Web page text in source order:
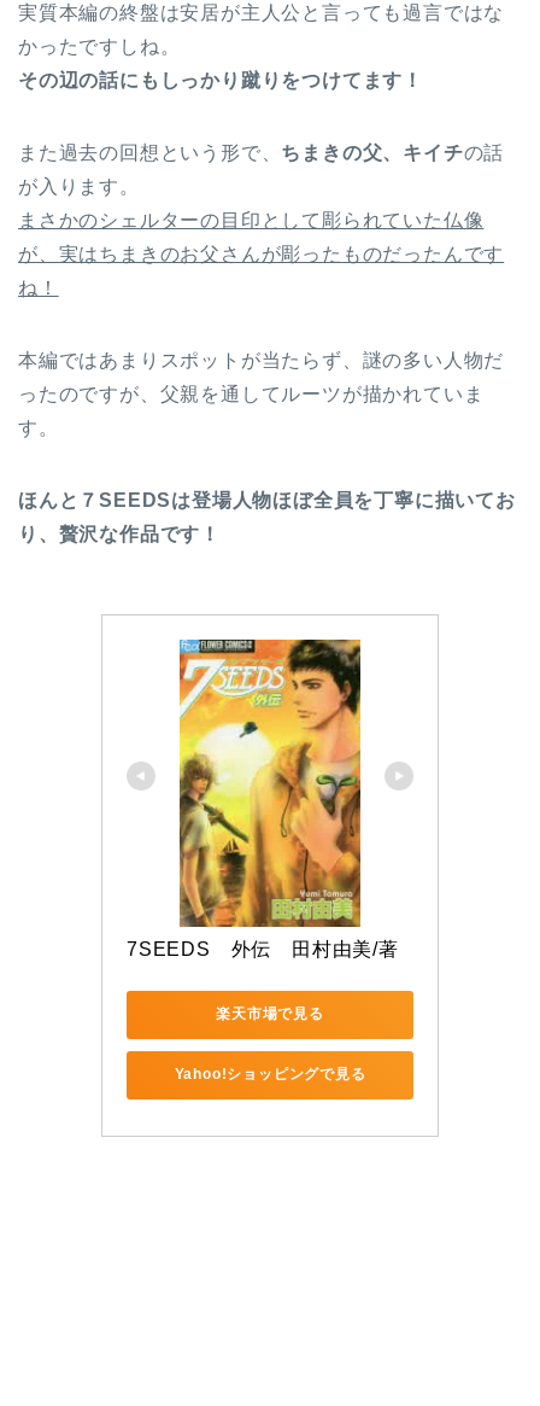
実質本編の終盤は安居が主人公と言っても過言ではな
かったですしね。
その辺の話にもしっかり蹴りをつけてます！
また過去の回想という形で、 ちまきの父、キイチの話
が入ります。
まさかのシェルターの目印として彫られていた仏像
が、実はちまきのお父さんが彫ったものだったんです
ね！
本編ではあまりスポットが当たらず、謎の多い人物だ
ったのですが、父親を通してルーツが描かれていま
す。
ほんと７SEEDSは登場人物ほぼ全員を丁寧に描いてお
り、贅沢な作品です！
7SEEDS　外伝　田村由美/著
楽天市場で見る
Yahoo!ショッピングで見る